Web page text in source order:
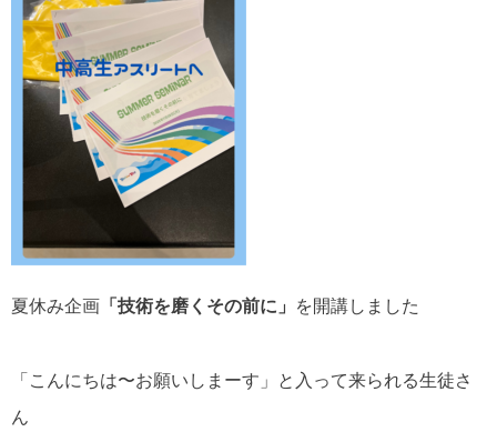
夏休み企画 「技術を磨くその前に」 を開講しました
「こんにちは〜お願いしまーす」と入って来られる生徒さ
ん